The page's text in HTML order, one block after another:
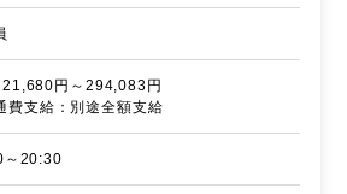
円～294,083円
支給：別途全額支給
～20:30